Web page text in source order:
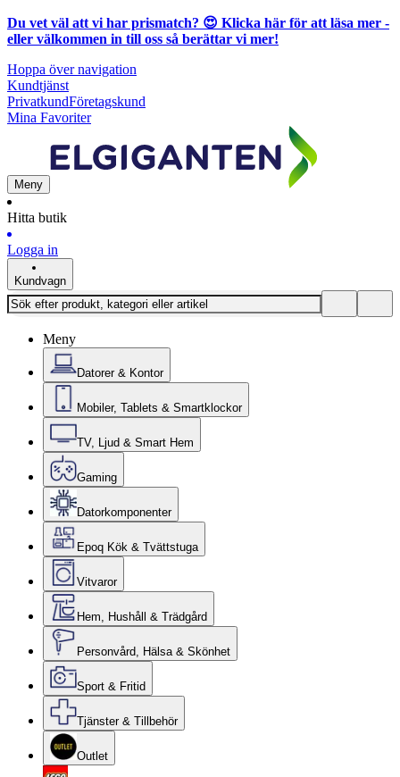
Du vet väl att vi har prismatch? 😍 Klicka här för att läsa mer -
eller välkommen in till oss så berättar vi mer!
Hoppa över navigation
Kundtjänst
PrivatkundFöretagskund
Mina Favoriter
Meny
Hitta butik
Logga in
Kundvagn
Meny
Datorer & Kontor
Mobiler, Tablets & Smartklockor
TV, Ljud & Smart Hem
Gaming
Datorkomponenter
Epoq Kök & Tvättstuga
Vitvaror
Hem, Hushåll & Trädgård
Personvård, Hälsa & Skönhet
Sport & Fritid
Tjänster & Tillbehör
Outlet